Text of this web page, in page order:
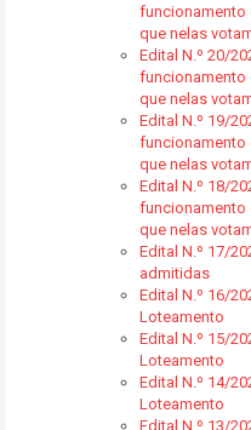
funcionamento
que nelas
Edital N.º 20/
funcionamento
que nelas
Edital N.º 19/
funcionamento
que nelas
Edital N.º 18/
funcionamento
que nelas
Edital N.º 17/
admitidas
Edital N.º 16/
Loteamento
Edital N.º 15/
Loteamento
Edital N.º 14/
Loteamento
Edital N.º 13/